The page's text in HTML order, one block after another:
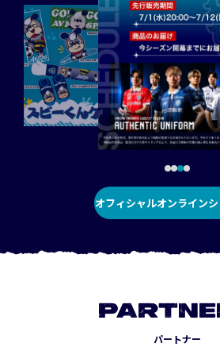
オフィシャルオンライン
パートナー